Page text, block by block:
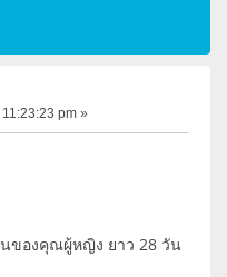
pm »
นของคุณผู้หญิง ยาว 28 วัน